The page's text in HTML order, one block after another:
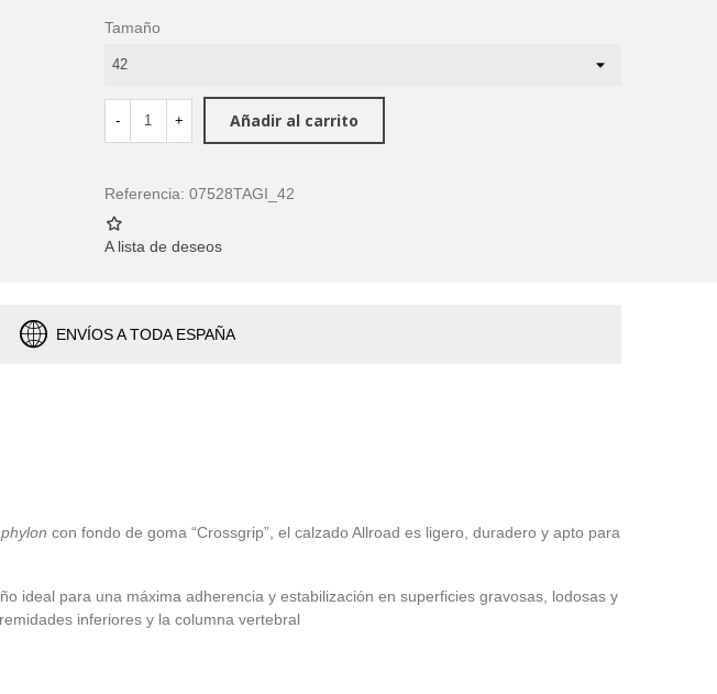
Tamaño
- + Añadir al carrito
Referencia: 07528TAGI_42
A lista de deseos
ENVÍOS A TODA ESPAÑA
phylon con fondo de goma “Crossgrip”, el calzado Allroad es ligero, duradero y apto para
ideal para una máxima adherencia y estabilización en superficies gravosas, lodosas y
inferiores y la columna vertebral